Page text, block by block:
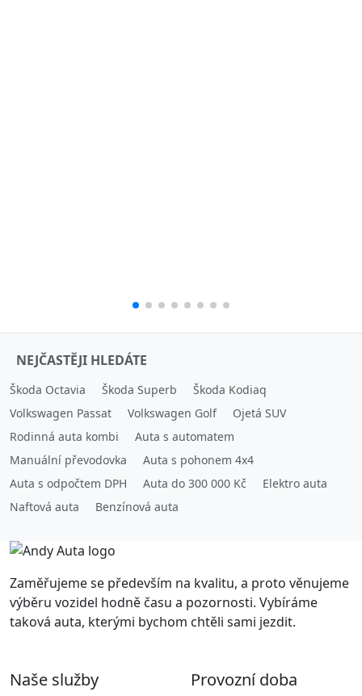
NEJČASTĚJI HLEDÁTE
Škoda Octavia Škoda Superb
Škoda Kodiaq
Volkswagen Passat
Volkswagen Golf
Ojetá SUV
Rodinná auta kombi
Auta s automatem
Manuální převodovka
Auta s pohonem 4x4
Auta s odpočtem DPH
Auta do 300 000 Kč
Elektro auta
Naftová auta
Benzínová auta
Zaměřujeme se především na kvalitu, a proto věnujeme
výběru vozidel hodně času a pozornosti. Vybíráme
taková auta, kterými bychom chtěli sami jezdit.
Naše služby Provozní doba